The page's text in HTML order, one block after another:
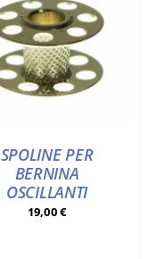
SPOLINE PER
BERNINA
OSCILLANTI
19,00€